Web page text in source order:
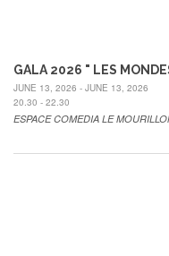
GALA 2026 " LES
JUNE 13, 2026 - JUNE 13, 2026
20.30 - 22.30
ESPACE COMEDIA LE